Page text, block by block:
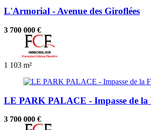
L'Armorial - Avenue des Giroflées
3 700 000 €
1 103 m²
LE PARK PALACE - Impasse de la
3 700 000 €